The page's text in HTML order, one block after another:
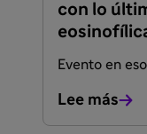
con lo
Evento en
Lee más